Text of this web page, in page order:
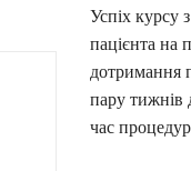
Успіх курсу
пацієнта на
дотримання
пару тижнів
час